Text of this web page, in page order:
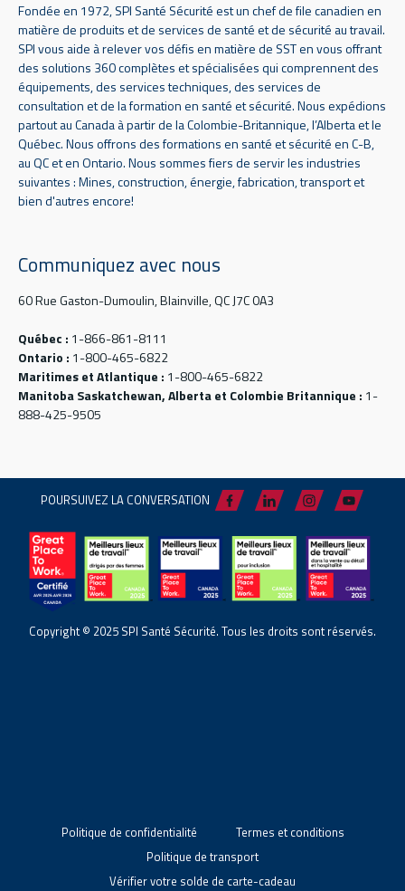
Fondée en 1972, SPI Santé Sécurité est un chef de file canadien en
matière de produits et de services de santé et de sécurité au travail.
SPI vous aide à relever vos défis en matière de SST en vous offrant
des solutions 360 complètes et spécialisées qui comprennent des
équipements, des services techniques, des services de
consultation et de la formation en santé et sécurité. Nous expédions
partout au Canada à partir de la Colombie-Britannique, l’Alberta et le
Québec. Nous offrons des formations en santé et sécurité en C-B,
au QC et en Ontario. Nous sommes fiers de servir les industries
suivantes : Mines, construction, énergie, fabrication, transport et
bien d'autres encore!
Communiquez avec nous
60 Rue Gaston-Dumoulin, Blainville, QC J7C 0A3
Québec : 1-866-861-8111
Ontario : 1-800-465-6822
Maritimes et Atlantique : 1-800-465-6822
Manitoba Saskatchewan, Alberta et Colombie Britannique : 1-
888-425-9505
POURSUIVEZ LA CONVERSATION
Copyright © 2025 SPI Santé Sécurité. Tous les droits sont réservés.
Politique de confidentialité
Termes et conditions
Politique de transport
Vérifier votre solde de carte-cadeau